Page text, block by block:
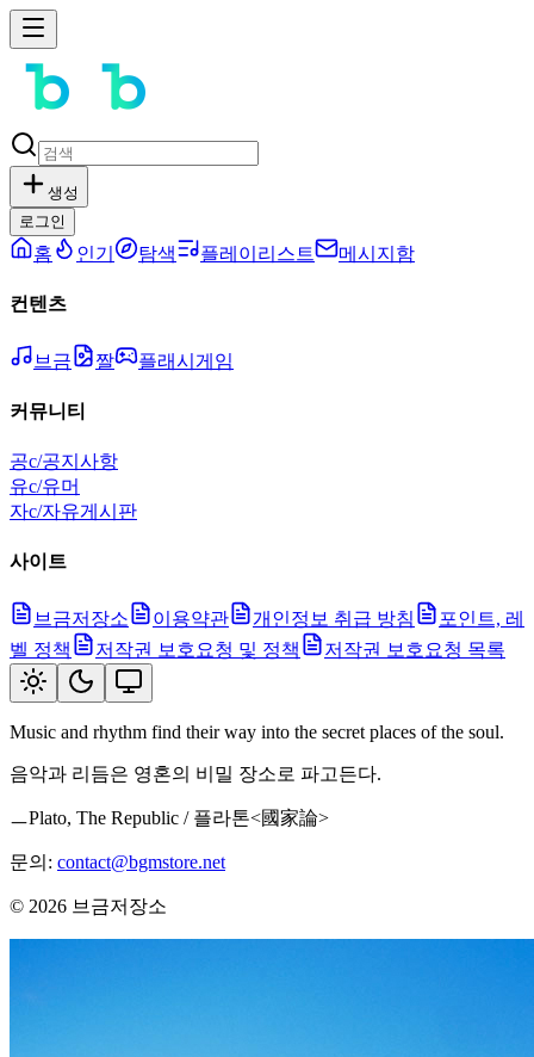
생성
로그인
홈 인기 탐색 플레이리스트 메시지함
컨텐츠
브금 짤 플래시게임
커뮤니티
공c/공지사항
유c/유머
자c/자유게시판
사이트
브금저장소 이용약관 개인정보 취급 방침
포인트, 레
벨 정책
저작권 보호요청 및 정책 저작권 보호요청 목록
Music and rhythm find their way into the secret places of the soul.
음악과 리듬은 영혼의 비밀 장소로 파고든다.
ㅡPlato, The Republic / 플라톤<國家論>
문의: contact@bgmstore.net
© 2026 브금저장소